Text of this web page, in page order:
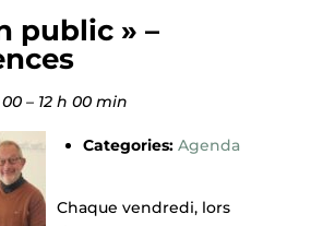
public » –
– 12 h 00 min
Categories: Agenda
Chaque vendredi, lors